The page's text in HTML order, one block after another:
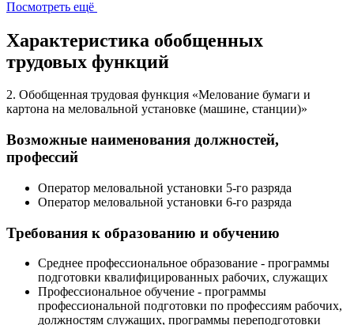
Посмотреть ещё
Характеристика обобщенных
трудовых функций
2. Обобщенная трудовая функция «Мелование бумаги и
картона на меловальной установке (машине, станции)»
Возможные наименования должностей,
профессий
Оператор меловальной установки 5-го разряда
Оператор меловальной установки 6-го разряда
Требования к образованию и обучению
Среднее профессиональное образование - программы
подготовки квалифицированных рабочих, служащих
Профессиональное обучение - программы
профессиональной подготовки по профессиям рабочих,
должностям служащих, программы переподготовки